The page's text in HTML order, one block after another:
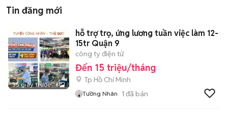
Tin đăng mới
35 giây trước 6
hỗ trợ trọ, ứng lương tuần việc làm 12-
15tr Quận 9
công ty điện tử
Đến 15 triệu/tháng
Tp Hồ Chí Minh
Tường Nhân 1 đã bán